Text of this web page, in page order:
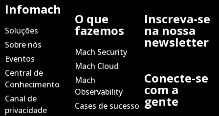
Infomach
Soluções
Sobre nós
Eventos
Central de
Conhecimento
Canal de
privacidade
O que
fazemos
Mach Security
Mach Cloud
Mach
Observability
Cases de sucesso
Inscreva-se
na nossa
newsletter
Conecte-se
com a
gente